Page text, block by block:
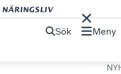
Sök Meny